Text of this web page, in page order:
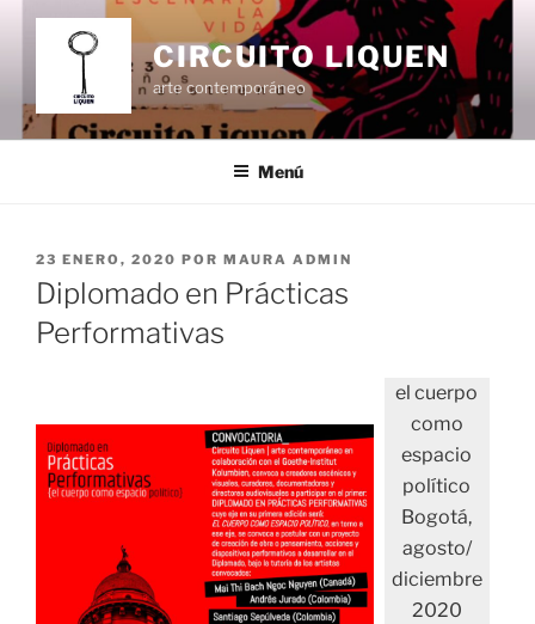
contenido
CIRCUITO LIQUEN
arte contemporáneo
Menú
PUBLICADO
EL
23 ENERO, 2020 POR MAURA ADMIN
Diplomado en Prácticas
Performativas
el cuerpo
como
espacio
político
Bogotá,
agosto/
diciembre
2020